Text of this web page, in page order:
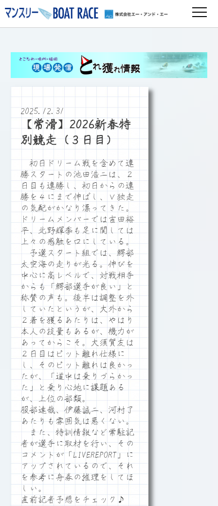
2025.12.31
【常滑】2026新春特
別競走（３日目）
初日ドリーム戦を含めて連
勝スタートの池田浩二は、２
日目も連勝し、初日からの連
勝を４にまで伸ばし、Ｖ独走
の気配がかなり漂ってきた。
ドリームメンバーでは吉田裕
平、北野輝季も足に関しては
上々の感触を口にしている。
予選スタート組では、鰐部
太空海の走りが光る。伸びを
中心に高レベルで、対戦相手
からも「鰐部選手が良い」と
称賛の声も。後半は調整を外
していたというが、大外から
２着を獲るあたりは、やはり
本人の技量もあるが、機力が
あってからこそ。大須賀友は
２日目はピット離れ仕様に
し、そのピット離れは良かっ
たが、「道中は乗りづらかっ
た」と乗り心地に課題ある
が、上位の部類。
服部達哉、伊藤誠二、河村了
あたりも雰囲気は悪くない。
また、特訓情報など常駐記
者が選手に取材を行い、その
コメントが「LIVEREPORT」に
アップされているので、それ
を参考に舟券の推理をしてほ
しい。
直前記者予想をチェック♪